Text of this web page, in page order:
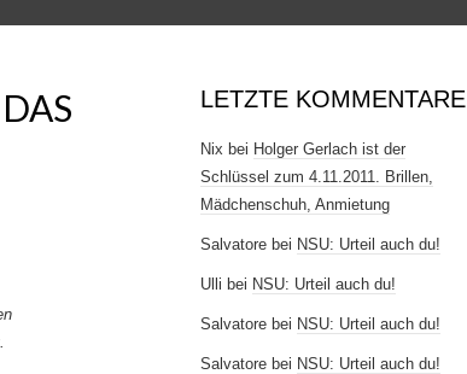
LETZTE KOMMENTARE
Nix bei Holger Gerlach ist der
Schlüssel zum 4.11.2011. Brillen,
Mädchenschuh, Anmietung
Salvatore bei NSU: Urteil auch du!
Ulli bei NSU: Urteil auch du!
Salvatore bei NSU: Urteil auch du!
Salvatore bei NSU: Urteil auch du!